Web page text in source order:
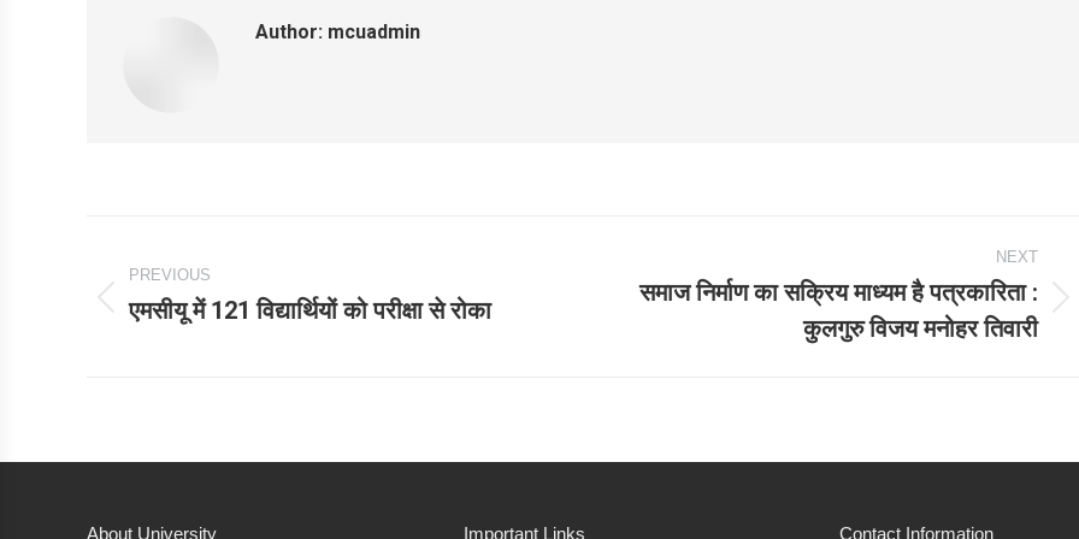
Author: mcuadmin
navigation
PREVIOUS
Previous
एमसीयू में 121 विद्यार्थियों को परीक्षा से रोका
NEXT
समाज निर्माण का सक्रिय माध्यम है पत्रकारिता :
कुलगुरु विजय मनोहर तिवारी
About University Important Links Contact Information